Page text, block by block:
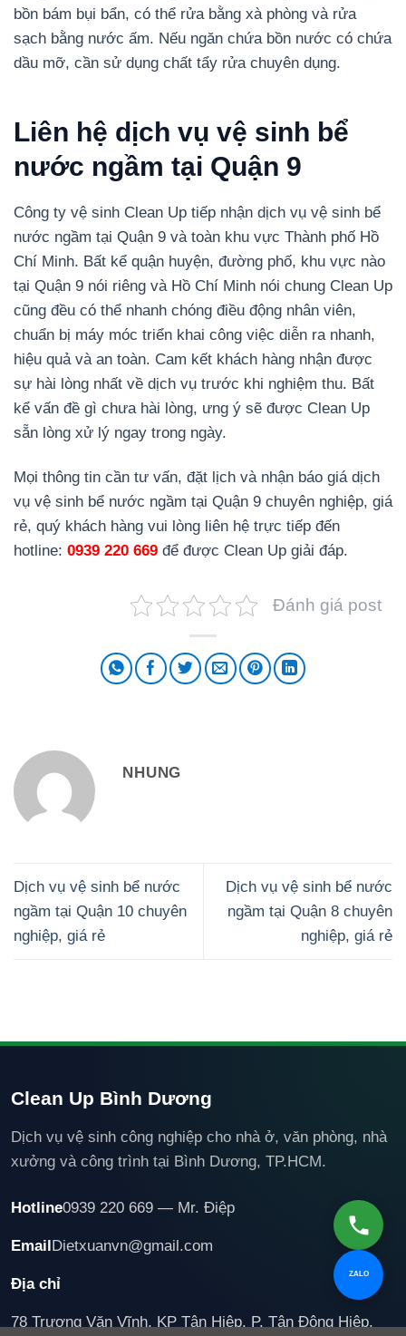
bồn bám bụi bẩn, có thể rửa bằng xà phòng và rửa
sạch bằng nước ấm. Nếu ngăn chứa bồn nước có chứa
dầu mỡ, cần sử dụng chất tẩy rửa chuyên dụng.
Liên hệ dịch vụ vệ sinh bể
nước ngầm tại Quận 9
Công ty vệ sinh Clean Up tiếp nhận dịch vụ vệ sinh bể
nước ngầm tại Quận 9 và toàn khu vực Thành phố Hồ
Chí Minh. Bất kể quận huyện, đường phố, khu vực nào
tại Quận 9 nói riêng và Hồ Chí Minh nói chung Clean Up
cũng đều có thể nhanh chóng điều động nhân viên,
chuẩn bị máy móc triển khai công việc diễn ra nhanh,
hiệu quả và an toàn. Cam kết khách hàng nhận được
sự hài lòng nhất về dịch vụ trước khi nghiệm thu. Bất
kể vấn đề gì chưa hài lòng, ưng ý sẽ được Clean Up
sẵn lòng xử lý ngay trong ngày.
Mọi thông tin cần tư vấn, đặt lịch và nhận báo giá dịch
vụ vệ sinh bể nước ngầm tại Quận 9 chuyên nghiệp, giá
rẻ, quý khách hàng vui lòng liên hệ trực tiếp đến
hotline: 0939 220 669 để được Clean Up giải đáp.
Đánh giá post
NHUNG
Dịch vụ vệ sinh bể nước
ngầm tại Quận 10 chuyên
nghiệp, giá rẻ
Dịch vụ vệ sinh bể nước
ngầm tại Quận 8 chuyên
nghiệp, giá rẻ
Clean Up Bình Dương
Dịch vụ vệ sinh công nghiệp cho nhà ở, văn phòng, nhà
xưởng và công trình tại Bình Dương, TP.HCM.
Hotline0939 220 669 — Mr. Điệp
EmailDietxuanvn@gmail.com
Địa chỉ
78 Trương Văn Vĩnh, KP Tân Hiệp, P. Tân Đông Hiệp,
ZALO